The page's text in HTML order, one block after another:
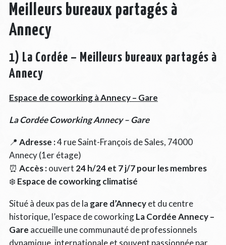
Meilleurs bureaux partagés à
Annecy
1) La Cordée – Meilleurs bureaux partagés à
Annecy
Espace de coworking à Annecy – Gare
La Cordée Coworking Annecy – Gare
📍 Adresse :4 rue Saint-François de Sales, 74000
Annecy (1er étage)
⏰ Accès :ouvert 24 h/24 et 7 j/7 pour les membres
❄️ Espace de coworking climatisé
Situé à deux pas de la gare d’Annecyet du centre
historique, l’espace de coworkingLa Cordée Annecy –
Gare accueille une communauté de professionnels